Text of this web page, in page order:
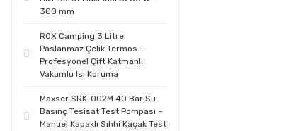
300 mm
ROX Camping 3 Litre
Paslanmaz Çelik Termos -
Profesyonel Çift Katmanlı
Vakumlu Isı Koruma
Maxser SRK-002M 40 Bar Su
Basınç Tesisat Test Pompası –
Manuel Kapaklı Sıhhi Kaçak Test